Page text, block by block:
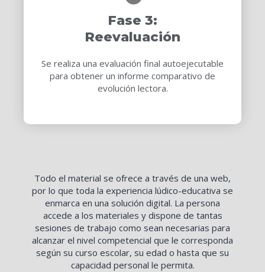
Fase 3:
Reevaluación
Se realiza una evaluación final autoejecutable
para obtener un informe comparativo de
evolución lectora.
Todo el material se ofrece a través de una web,
por lo que toda la experiencia lúdico-educativa se
enmarca en una solución digital. La persona
accede a los materiales y dispone de tantas
sesiones de trabajo como sean necesarias para
alcanzar el nivel competencial que le corresponda
según su curso escolar, su edad o hasta que su
capacidad personal le permita.